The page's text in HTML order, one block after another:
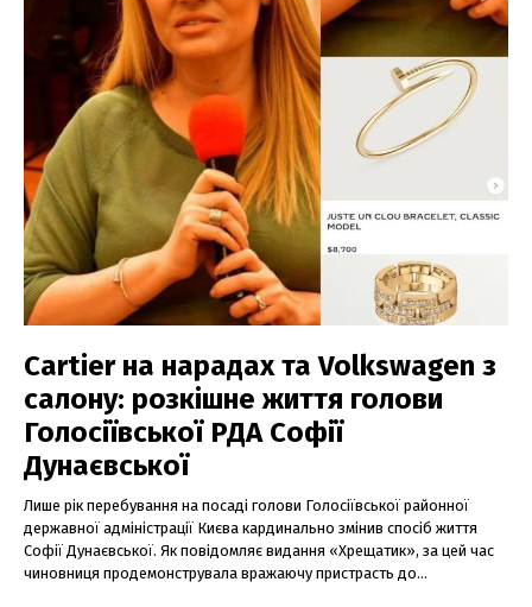
Cartier на нарадах та Volkswagen з
салону: розкішне життя голови
Голосіївської РДА Софії
Дунаєвської
Лише рік перебування на посаді голови Голосіївської районної
державної адміністрації Києва кардинально змінив спосіб життя
Софії Дунаєвської. Як повідомляє видання «Хрещатик», за цей час
чиновниця продемонструвала вражаючу пристрасть до...